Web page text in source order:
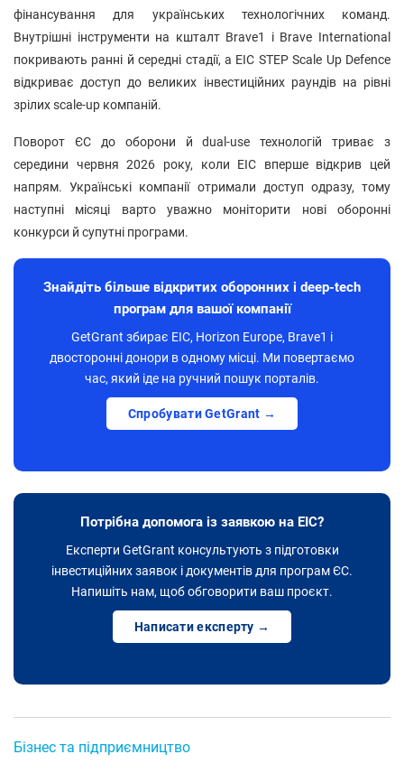
фінансування для українських технологічних команд.
Внутрішні інструменти на кшталт Brave1 і Brave International
покривають ранні й середні стадії, а EIC STEP Scale Up Defence
відкриває доступ до великих інвестиційних раундів на рівні
зрілих scale-up компаній.
Поворот ЄС до оборони й dual-use технологій триває з
середини червня 2026 року, коли EIC вперше відкрив цей
напрям. Українські компанії отримали доступ одразу, тому
наступні місяці варто уважно моніторити нові оборонні
конкурси й супутні програми.
Знайдіть більше відкритих оборонних і deep-tech
програм для вашої компанії
GetGrant збирає EIC, Horizon Europe, Brave1 і
двосторонні донори в одному місці. Ми повертаємо
час, який іде на ручний пошук порталів.
Спробувати GetGrant →
Потрібна допомога із заявкою на EIC?
Експерти GetGrant консультують з підготовки
інвестиційних заявок і документів для програм ЄС.
Напишіть нам, щоб обговорити ваш проєкт.
Написати експерту →
Бізнес та підприємництво